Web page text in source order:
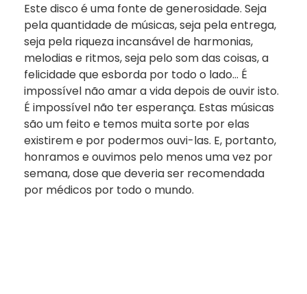
Este disco é uma fonte de generosidade. Seja
pela quantidade de músicas, seja pela entrega,
seja pela riqueza incansável de harmonias,
melodias e ritmos, seja pelo som das coisas, a
felicidade que esborda por todo o lado… É
impossível não amar a vida depois de ouvir isto.
É impossível não ter esperança. Estas músicas
são um feito e temos muita sorte por elas
existirem e por podermos ouvi-las. E, portanto,
honramos e ouvimos pelo menos uma vez por
semana, dose que deveria ser recomendada
por médicos por todo o mundo.